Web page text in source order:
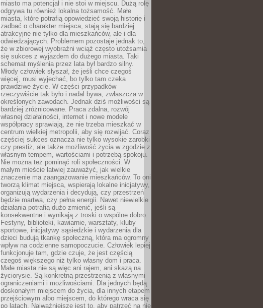
miasto ma potencjał i nie stoi w miejscu. Dużą rolę
odgrywa tu również lokalna tożsamość. Małe
miasta, które potrafią opowiedzieć swoją historię i
zadbać o charakter miejsca, stają się bardziej
atrakcyjne nie tylko dla mieszkańców, ale i dla
odwiedzających. Problemem pozostaje jednak to,
że w zbiorowej wyobraźni wciąż często utożsamia
się sukces z wyjazdem do dużego miasta. Taki
schemat myślenia przez lata był bardzo silny.
Młody człowiek słyszał, że jeśli chce czegoś
więcej, musi wyjechać, bo tylko tam czeka
prawdziwe życie. W części przypadków
rzeczywiście tak było i nadal bywa, zwłaszcza w
określonych zawodach. Jednak dziś możliwości są
bardziej zróżnicowane. Praca zdalna, rozwój
własnej działalności, internet i nowe modele
współpracy sprawiają, że nie trzeba mieszkać w
centrum wielkiej metropolii, aby się rozwijać. Coraz
częściej sukces oznacza nie tylko wysokie zarobki
czy prestiż, ale także możliwość życia w zgodzie z
własnym tempem, wartościami i potrzebą spokoju.
Nie można też pominąć roli społeczności. W
małym mieście łatwiej zauważyć, jak wielkie
znaczenie ma zaangażowanie mieszkańców. To oni
tworzą klimat miejsca, wspierają lokalne inicjatywy,
organizują wydarzenia i decydują, czy przestrzeń
będzie martwa, czy pełna energii. Nawet niewielkie
działania potrafią dużo zmienić, jeśli są
konsekwentne i wynikają z troski o wspólne dobro.
Festyny, biblioteki, kawiarnie, warsztaty, kluby
sportowe, inicjatywy sąsiedzkie i wydarzenia dla
dzieci budują tkankę społeczną, która ma ogromny
wpływ na codzienne samopoczucie. Człowiek lepiej
funkcjonuje tam, gdzie czuje, że jest częścią
czegoś większego niż tylko własny dom i praca.
Małe miasta nie są więc ani rajem, ani skazą na
życiorysie. Są konkretną przestrzenią z własnymi
ograniczeniami i możliwościami. Dla jednych będą
doskonałym miejscem do życia, dla innych etapem
przejściowym albo miejscem, do którego wraca się
po latach. Najważniejsze jest to, aby patrzeć na nie